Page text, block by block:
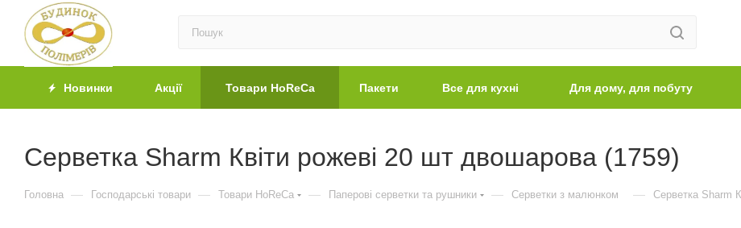
Новинки Акції Товари HoReCa Пакети Все для кухні Для дому, для побуту
Серветка Sharm Квіти рожеві 20 шт двошарова (1759)
Головна — Господарські товари — Товари HoReCa — Паперові серветки та рушники — Серветки з малюнком — Серветка Sharm